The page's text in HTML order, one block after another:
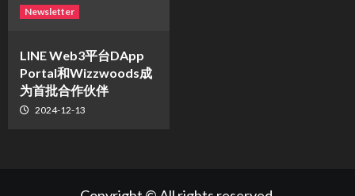
Newsletter
LINE Web3平台DApp
Portal和Wizzwoods成
为首批合作伙伴
2024-12-13